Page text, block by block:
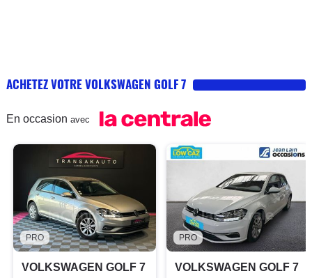
ACHETEZ VOTRE VOLKSWAGEN GOLF 7
En occasion avec
PRO
VOLKSWAGEN GOLF 7
PRO
VOLKSWAGEN GOLF 7